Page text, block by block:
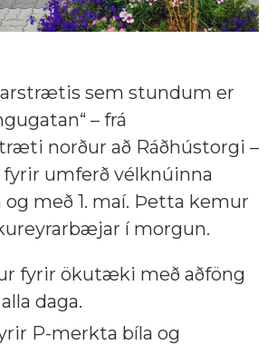
sem stundum er
– frá
norður að Ráðhústorgi –
fyrir umferð vélknúinna
með 1. maí. Þetta kemur
í morgun.
fyrir ökutæki með aðföng
daga.
P-merkta bíla og